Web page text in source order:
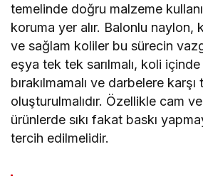
temelinde doğru malzeme
koruma yer alır. Balonlu naylon,
ve sağlam koliler bu sürecin
eşya tek tek sarılmalı, koli
bırakılmamalı ve darbelere
oluşturulmalıdır. Özellikle cam
ürünlerde sıkı fakat baskı
tercih edilmelidir.